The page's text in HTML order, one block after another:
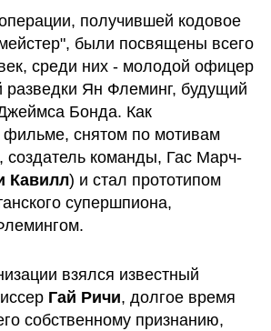
получившей кодовое
были посвящены всего
среди них - молодой офицер
разведки Ян Флеминг, будущий
Бонда. Как
фильме, снятом по мотивам
команды, Гас Марч-
Кавилл) и стал прототипом
супершпиона,
взялся известный
Гай Ричи, долгое время
собственному признанию,